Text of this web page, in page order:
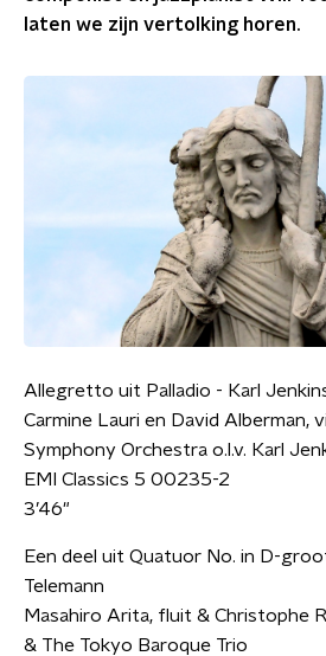
laten we zijn vertolking horen.
Allegretto uit Palladio - Karl
Carmine Lauri en David Alberman,
Symphony Orchestra o.l.v. Karl
EMI Classics 5 00235-2
3’46"
Een deel uit Quatuor No. in D-
Telemann
Masahiro Arita, fluit & Christophe
& The Tokyo Baroque Trio